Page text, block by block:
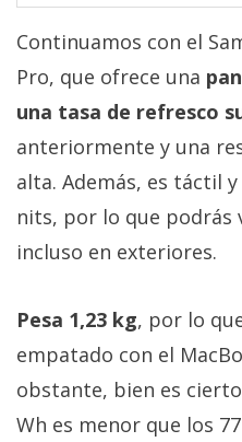
Continuamos con el
Pro, que ofrece una
una tasa de refresco
anteriormente y una
alta. Además, es táctil
nits, por lo que podrás
incluso en exteriores.
Pesa 1,23 kg, por lo
empatado con el
obstante, bien es
Wh es menor que los